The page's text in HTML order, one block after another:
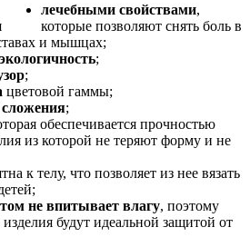
лечебными свойствами,
которые позволяют снять боль в
и мышцах;
;
;
цветовой гаммы;
сложения;
обеспечивается прочностью
из которой не теряют форму и не
к телу, что позволяет из нее вязать
не впитывает влагу, поэтому
будут идеальной защитой от